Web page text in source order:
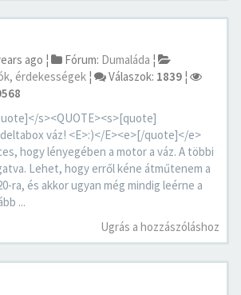
ago ¦ Fórum: Dumaláda ¦
érdekességek ¦ Válaszok: 1839 ¦
s><QUOTE><s>[quote]
váz! <E>:)</E><e>[/quote]</e>
hogy lényegében a motor a váz. A többi
Lehet, hogy erről kéne átműtenem a
ra, és akkor ugyan még mindig leérne a
...
Ugrás a hozzászóláshoz